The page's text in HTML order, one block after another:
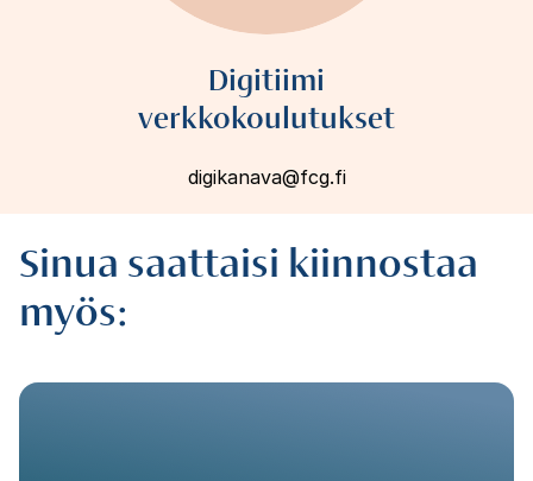
Digitiimi
verkkokoulutukset
digikanava@fcg.fi
Sinua saattaisi kiinnostaa
myös: